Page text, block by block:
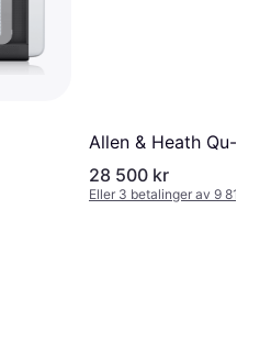
Allen & Heath Qu-16
28 500 kr
Eller 3 betalinger av 9 818 kr